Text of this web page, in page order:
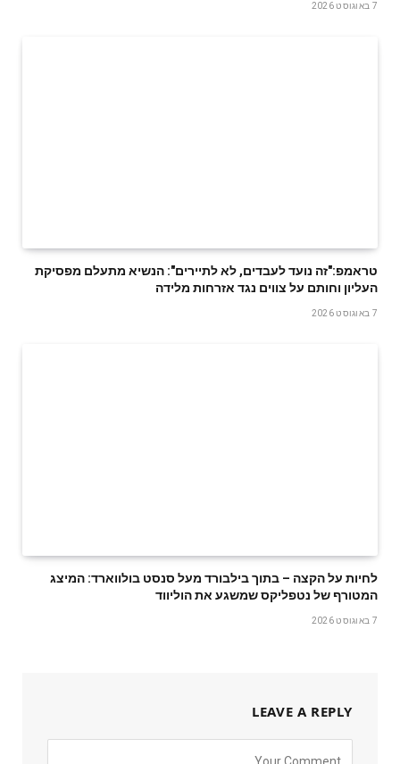
7 באוגוסט 2026
טראמפ:"זה נועד לעבדים, לא לתיירים": הנשיא מתעלם מפסיקת
העליון וחותם על צווים נגד אזרחות מלידה
7 באוגוסט 2026
לחיות על הקצה – בתוך בילבורד מעל סנסט בולווארד: המיצג
המטורף של נטפליקס שמשגע את הוליווד
7 באוגוסט 2026
LEAVE A REPLY